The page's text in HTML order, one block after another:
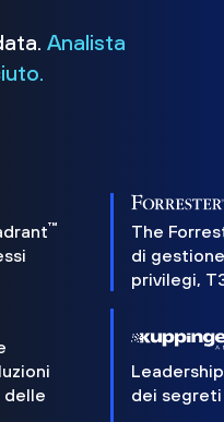
Analista
™
The
di
privilegi,
delle
dei segreti